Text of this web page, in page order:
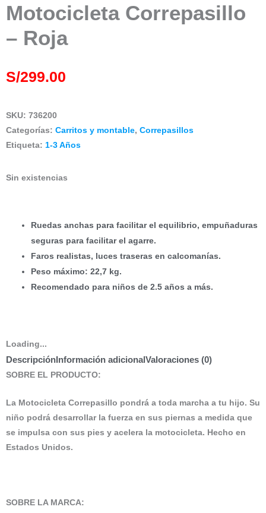
Motocicleta Correpasillo
– Roja
S/299.00
SKU: 736200
Categorías: Carritos y montable, Correpasillos
Etiqueta: 1-3 Años
Sin existencias
Ruedas anchas para facilitar el equilibrio, empuñaduras
seguras para facilitar el agarre.
Faros realistas, luces traseras en calcomanías.
Peso máximo: 22,7 kg.
Recomendado para niños de 2.5 años a más.
Loading...
DescripciónInformación adicionalValoraciones (0)
SOBRE EL PRODUCTO:
La Motocicleta Correpasillo pondrá a toda marcha a tu hijo. Su
niño podrá desarrollar la fuerza en sus piernas a medida que
se impulsa con sus pies y acelera la motocicleta. Hecho en
Estados Unidos.
SOBRE LA MARCA: